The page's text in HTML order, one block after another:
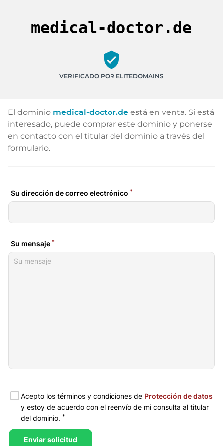
medical-doctor.de
verified_user
VERIFICADO POR ELITEDOMAINS
El dominio medical-doctor.de está en venta. Si está
interesado, puede comprar este dominio y ponerse
en contacto con el titular del dominio a través del
formulario.